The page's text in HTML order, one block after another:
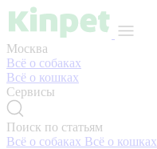
Москва
Всё о собаках
Всё о кошках
Сервисы
Поиск по статьям
Всё о собаках Всё о кошках